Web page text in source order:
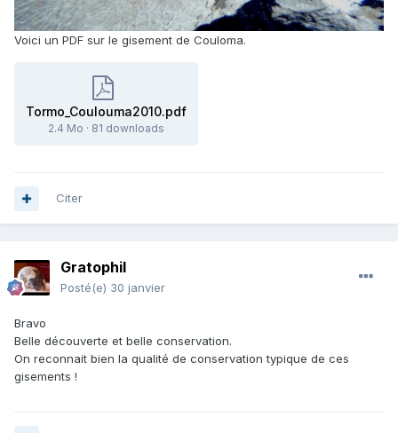
Voici un PDF sur le gisement de Couloma.
Tormo_Coulouma2010.pdf
2.4 Mo · 81 downloads
Citer
Gratophil
Posté(e) 30 janvier
Bravo
Belle découverte et belle conservation.
On reconnait bien la qualité de conservation typique de ces
gisements !